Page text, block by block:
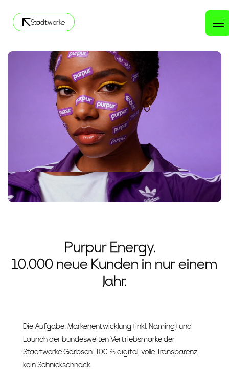
Stadtwerke
Purpur Energy.
10.000 neue Kunden in nur einem
Jahr.
Die Aufgabe: Markenentwicklung (inkl. Naming) und
Launch der bundesweiten Vertriebsmarke der
Stadtwerke Garbsen. 100 % digital, volle Transparenz,
kein Schnickschnack.